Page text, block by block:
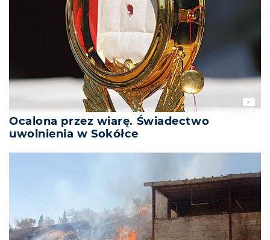
Ocalona przez wiarę. Świadectwo
uwolnienia w Sokółce